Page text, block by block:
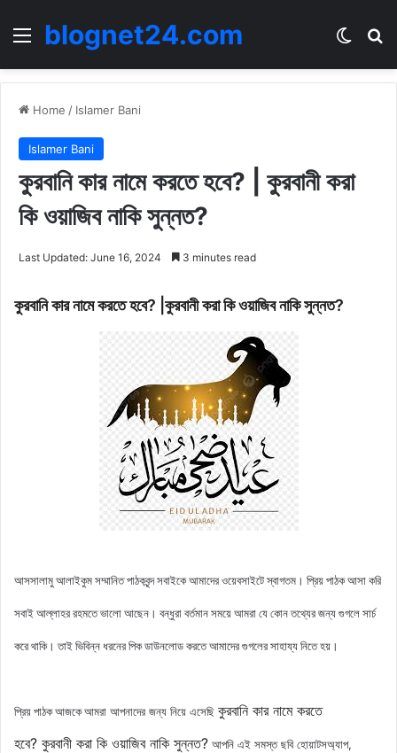
Menublognet24.com
Home / Islamer Bani
Islamer Bani
কুরবানি কার নামে করতে হবে? | কুরবানী করা
কি ওয়াজিব নাকি সুন্নত?
Last Updated: June 16, 2024 3 minutes read
কুরবানি কার নামে করতে হবে? | কুরবানী করা কি ওয়াজিব নাকি সুন্নত?
আসসালামু আলাইকুম সম্মানিত পাঠকবৃন্দ সবাইকে আমাদের ওয়েবসাইটে স্বাগতম। প্রিয় পাঠক আসা করি
সবাই আল্লাহর রহমতে ভালো আছেন। বন্ধুরা বর্তমান সময়ে আমরা যে কোন তথ্যের জন্য গুগলে সার্চ
করে থাকি। তাই ভিবিন্ন ধরনের পিক ডাউনলোড করতে আমাদের গুগলের সাহায্য নিতে হয়।
প্রিয় পাঠক আজকেআমরা আপনাদের জন্য নিয়ে এসেছি কুরবানি কার নামে করতে
হবে? কুরবানী করা কি ওয়াজিব নাকি সুন্নত? আপনি এই সমস্ত ছবি হোয়াটসঅ্যাপ,